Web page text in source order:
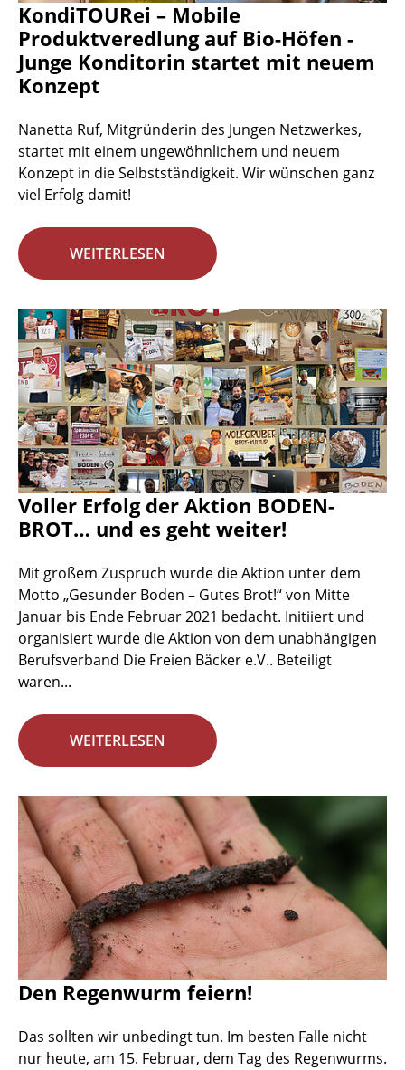
KondiTOURei – Mobile
Produktveredlung auf Bio-Höfen -
Junge Konditorin startet mit neuem
Konzept
Nanetta Ruf, Mitgründerin des Jungen Netzwerkes,
startet mit einem ungewöhnlichem und neuem
Konzept in die Selbstständigkeit. Wir wünschen ganz
viel Erfolg damit!
WEITERLESEN
Voller Erfolg der Aktion BODEN-
BROT… und es geht weiter!
Mit großem Zuspruch wurde die Aktion unter dem
Motto „Gesunder Boden – Gutes Brot!“ von Mitte
Januar bis Ende Februar 2021 bedacht. Initiiert und
organisiert wurde die Aktion von dem unabhängigen
Berufsverband Die Freien Bäcker e.V.. Beteiligt
waren...
WEITERLESEN
Den Regenwurm feiern!
Das sollten wir unbedingt tun. Im besten Falle nicht
nur heute, am 15. Februar, dem Tag des Regenwurms.